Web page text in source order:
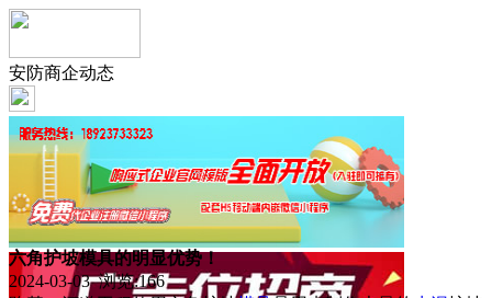
安防商企动态
六角护坡模具的明显优势！
2024-03-03 浏览:166